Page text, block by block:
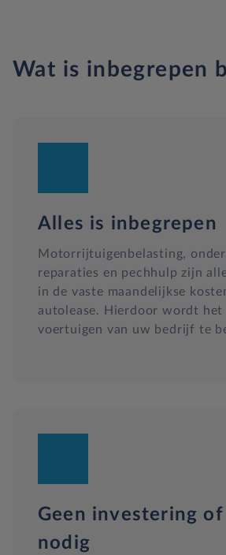
Wat is inbegrepen
Alles is inbegrepen
Motorrijtuigenbelasting,
reparaties en pechhulp zijn
in de vaste maandelijkse
autolease. Hierdoor wordt het
voertuigen van uw bedrijf te
Geen investering
nodig